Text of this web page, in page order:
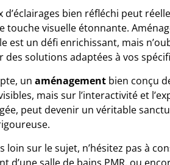
d’éclairages bien réfléchi peut
touche visuelle étonnante.
est un défi enrichissant, mais
des solutions adaptées à vos
un aménagement bien conçu
mais sur l’interactivité et
peut devenir un véritable
loin sur le sujet, n’hésitez pas à
d’une salle de bains PMR, ou